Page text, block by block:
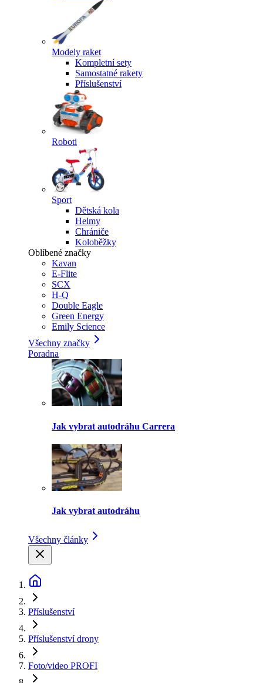
Modely raket
Kompletní sety
Samostatné rakety
Příslušenství
Roboti
Sport
Dětská kola
Helmy
Chrániče
Koloběžky
Oblíbené značky
Kavan
E-Flite
SCX
H-Q
Double Eagle
Green Energy
Emily Science
Všechny značky
Poradna
Jak vybrat autodráhu Carrera
Jak vybrat autodráhu
Všechny články
Příslušenství
Příslušenství drony
Foto/video PROFI